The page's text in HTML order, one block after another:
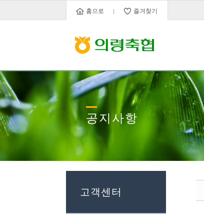
홈으로 즐겨찾기
공지사항
고객센터